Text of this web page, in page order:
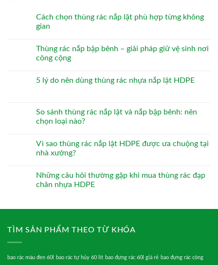
Cách chọn thùng rác nắp lật phù hợp từng không
gian
Thùng rác nắp bập bênh – giải pháp giữ vệ sinh nơi
công cộng
5 lý do nên dùng thùng rác nhựa nắp lật HDPE
So sánh thùng rác nắp lật và nắp bập bênh: nên
chọn loại nào?
Vì sao thùng rác nắp lật HDPE được ưa chuộng tại
nhà xưởng?
Những câu hỏi thường gặp khi mua thùng rác đạp
chân nhựa HDPE
TÌM SẢN PHẨM THEO TỪ KHÓA
bao rác màu đen 60l bao rác tự hủy 60 lít bao đựng rác 60l giá rẻ bao đựng rác công